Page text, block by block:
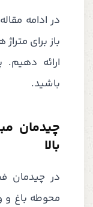
در ادامه
باز برای
ارائه
باشید.
چیدمان
بالا
در چیدمان
محوطه باغ و